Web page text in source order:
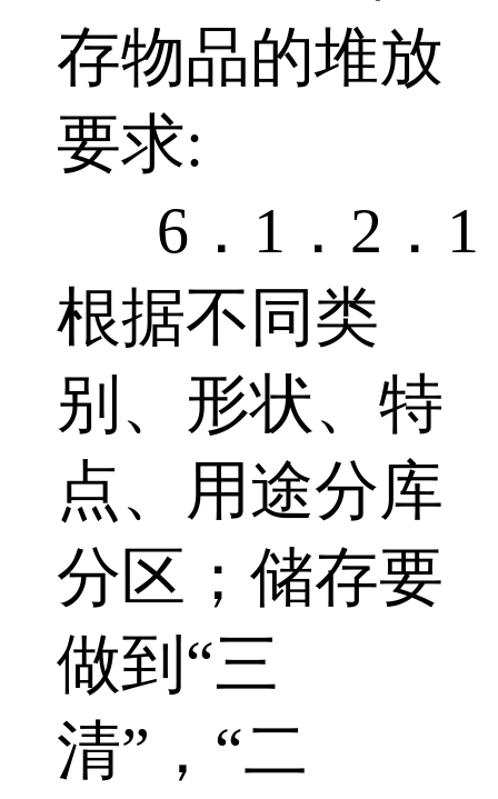
存物品的堆放
要求:
6．1．2．1
根据不同类
别、形状、特
点、用途分库
分区；储存要
做到“三
清”，“二